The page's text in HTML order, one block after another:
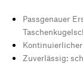
Passgenauer
Zuverlässig: